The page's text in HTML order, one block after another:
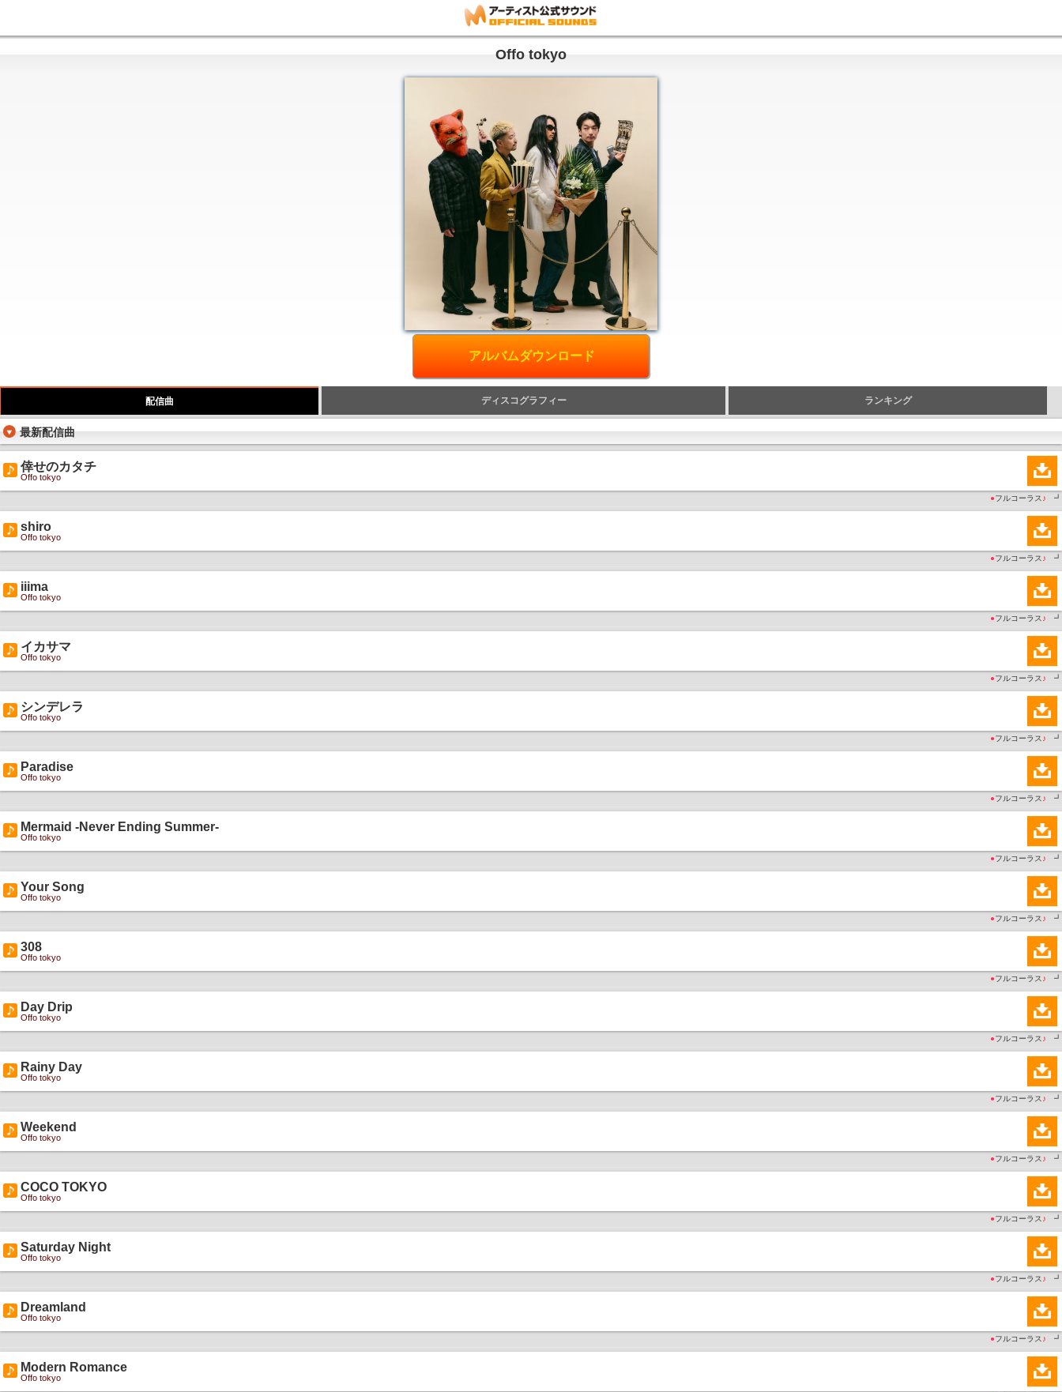
Offo tokyo
アルバムダウンロード
配信曲 ディスコグラフィー ランキング
最新配信曲
倖せのカタチ
Offo tokyo
●フルコーラス ♪ ┛
shiro
Offo tokyo
●フルコーラス ♪ ┛
iiima
Offo tokyo
●フルコーラス ♪ ┛
イカサマ
Offo tokyo
●フルコーラス ♪ ┛
シンデレラ
Offo tokyo
●フルコーラス ♪ ┛
Paradise
Offo tokyo
●フルコーラス ♪ ┛
Mermaid -Never Ending Summer-
Offo tokyo
●フルコーラス ♪ ┛
Your Song
Offo tokyo
●フルコーラス ♪ ┛
308
Offo tokyo
●フルコーラス ♪ ┛
Day Drip
Offo tokyo
●フルコーラス ♪ ┛
Rainy Day
Offo tokyo
●フルコーラス ♪ ┛
Weekend
Offo tokyo
●フルコーラス ♪ ┛
COCO TOKYO
Offo tokyo
●フルコーラス ♪ ┛
Saturday Night
Offo tokyo
●フルコーラス ♪ ┛
Dreamland
Offo tokyo
●フルコーラス ♪ ┛
Modern Romance
Offo tokyo